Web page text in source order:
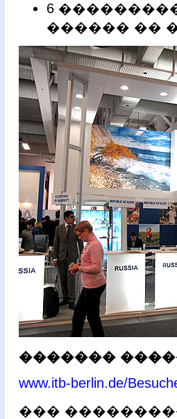
6
������ ��
�������
www.itb-berlin.de/
���